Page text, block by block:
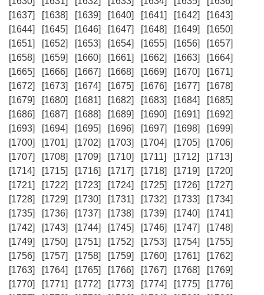
[1637]
[1638] [1639] [1640] [1641] [1642]
[1643]
[1644]
[1645] [1646] [1647] [1648] [1649]
[1650]
[1651]
[1652] [1653] [1654] [1655] [1656]
[1657]
[1658]
[1659] [1660] [1661] [1662] [1663]
[1664]
[1665]
[1666] [1667] [1668] [1669] [1670]
[1671]
[1672]
[1673] [1674] [1675] [1676] [1677]
[1678]
[1679]
[1680] [1681] [1682] [1683] [1684]
[1685]
[1686]
[1687] [1688] [1689] [1690] [1691]
[1692]
[1693]
[1694] [1695] [1696] [1697] [1698]
[1699]
[1700]
[1701] [1702] [1703] [1704] [1705]
[1706]
[1707]
[1708] [1709] [1710] [1711] [1712]
[1713]
[1714]
[1715] [1716] [1717] [1718] [1719]
[1720]
[1721]
[1722] [1723] [1724] [1725] [1726]
[1727]
[1728]
[1729] [1730] [1731] [1732] [1733]
[1734]
[1735]
[1736] [1737] [1738] [1739] [1740]
[1741]
[1742]
[1743] [1744] [1745] [1746] [1747]
[1748]
[1749]
[1750] [1751] [1752] [1753] [1754]
[1755]
[1756]
[1757] [1758] [1759] [1760] [1761]
[1762]
[1763]
[1764] [1765] [1766] [1767] [1768]
[1769]
[1770]
[1771] [1772] [1773] [1774] [1775]
[1776]